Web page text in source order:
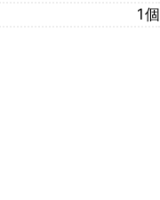
1個